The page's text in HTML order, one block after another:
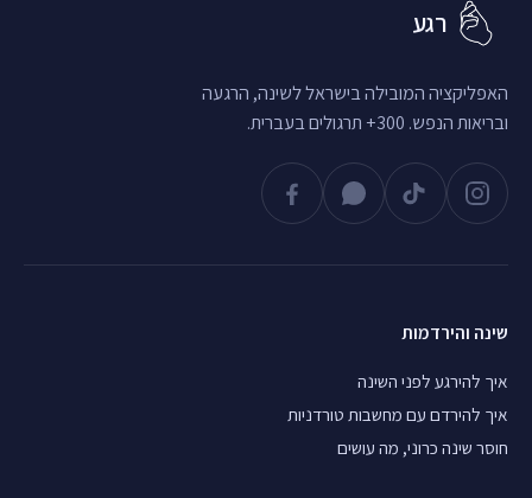
רגע
האפליקציה המובילה בישראל לשינה, הרגעה
ובריאות הנפש. 300+ תרגולים בעברית.
שינה והירדמות
איך להירגע לפני השינה
איך להירדם עם מחשבות טורדניות
חוסר שינה כרוני, מה עושים